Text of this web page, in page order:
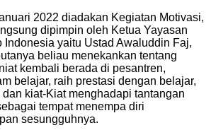
2022 diadakan Kegiatan Motivasi,
dipimpin oleh Ketua Yayasan
Indonesia yaitu Ustad Awaluddin Faj,
beliau menekankan tentang
kembali berada di pesantren,
belajar, raih prestasi dengan belajar,
dan kiat-Kiat menghadapi tantangan
tempat menempa diri
sesungguhnya.